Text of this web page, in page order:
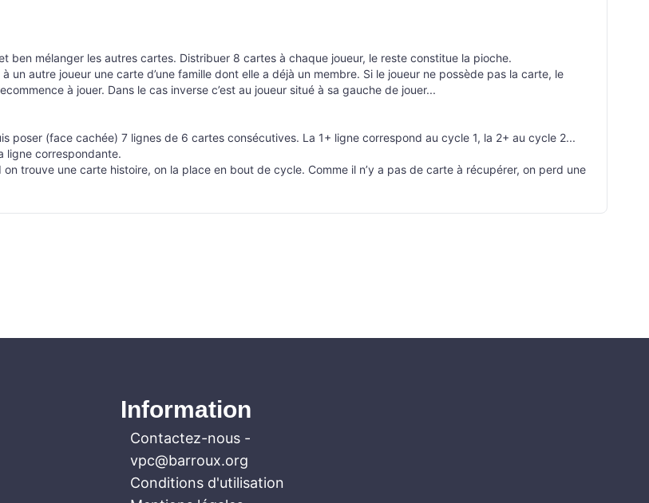
ben mélanger les autres cartes. Distribuer 8 cartes à chaque joueur, le reste constitue la pioche.
autre joueur une carte d’une famille dont elle a déjà un membre. Si le joueur ne possède pas la carte, le
à jouer. Dans le cas inverse c’est au joueur situé à sa gauche de jouer...
poser (face cachée) 7 lignes de 6 cartes consécutives. La 1+ ligne correspond au cycle 1, la 2+ au cycle 2...
ligne correspondante.
trouve une carte histoire, on la place en bout de cycle. Comme il n’y a pas de carte à récupérer, on perd une
Information
Contactez-nous -
vpc@barroux.org
Conditions d'utilisation